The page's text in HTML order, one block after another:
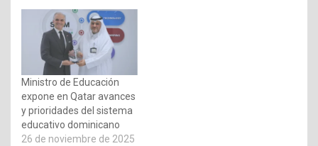
Ministro de Educación
expone en Qatar avances
y prioridades del sistema
educativo dominicano
26 de noviembre de 2025